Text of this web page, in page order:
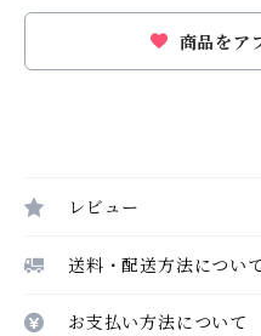
商品をア
レビュー
送料・配送方法につい
お支払い方法について